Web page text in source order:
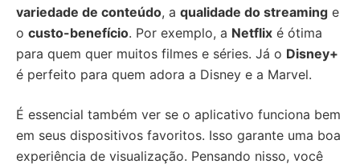
variedade de conteúdo, a qualidade do streaming e
o custo-benefício. Por exemplo, a Netflix é ótima
para quem quer muitos filmes e séries. Já o Disney+
é perfeito para quem adora a Disney e a Marvel.
É essencial também ver se o aplicativo funciona bem
em seus dispositivos favoritos. Isso garante uma boa
experiência de visualização. Pensando nisso, você